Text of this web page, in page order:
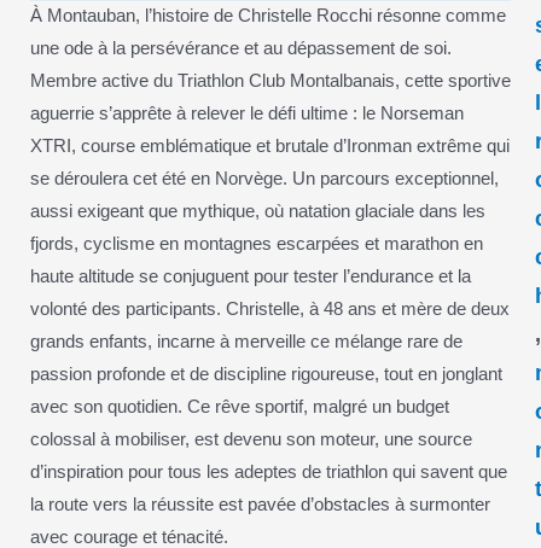
À Montauban, l’histoire de Christelle Rocchi résonne comme
une ode à la persévérance et au dépassement de soi.
Membre active du Triathlon Club Montalbanais, cette sportive
aguerrie s’apprête à relever le défi ultime : le Norseman
XTRI, course emblématique et brutale d’Ironman extrême qui
se déroulera cet été en Norvège. Un parcours exceptionnel,
aussi exigeant que mythique, où natation glaciale dans les
fjords, cyclisme en montagnes escarpées et marathon en
haute altitude se conjuguent pour tester l’endurance et la
volonté des participants. Christelle, à 48 ans et mère de deux
grands enfants, incarne à merveille ce mélange rare de
passion profonde et de discipline rigoureuse, tout en jonglant
avec son quotidien. Ce rêve sportif, malgré un budget
colossal à mobiliser, est devenu son moteur, une source
d’inspiration pour tous les adeptes de triathlon qui savent que
la route vers la réussite est pavée d’obstacles à surmonter
avec courage et ténacité.
,